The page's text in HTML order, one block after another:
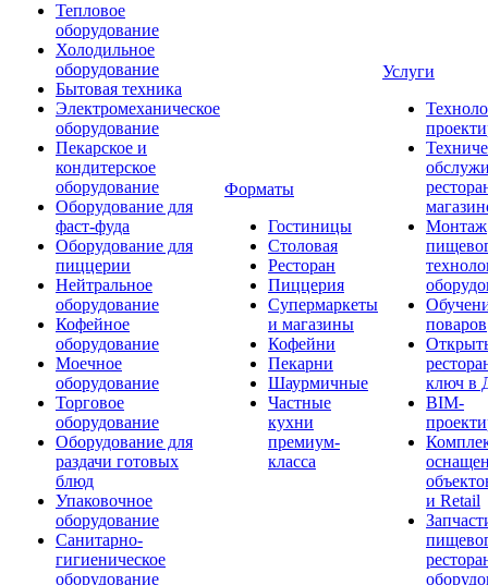
Тепловое
оборудование
Холодильное
оборудование
Бытовая техника
Электромеханическое
оборудование
Пекарское и
кондитерское
оборудование
Оборудование для
фаст-фуда
Оборудование для
пиццерии
Нейтральное
оборудование
Кофейное
оборудование
Моечное
оборудование
Торговое
оборудование
Оборудование для
раздачи готовых
блюд
Упаковочное
оборудование
Санитарно-
гигиеническое
оборудование
Форматы
Гостиницы
Столовая
Ресторан
Пиццерия
Супермаркеты
и магазины
Кофейни
Пекарни
Шаурмичные
Частные
кухни
премиум-
класса
Услуги
Монтаж
поваров
ключ в
BIM-
и Retail